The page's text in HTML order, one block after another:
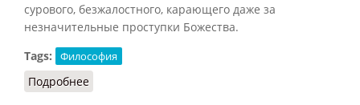
сурового, безжалостного, карающего даже за
незначительные проступки Божества.
Tags:
Философия
Подробнее